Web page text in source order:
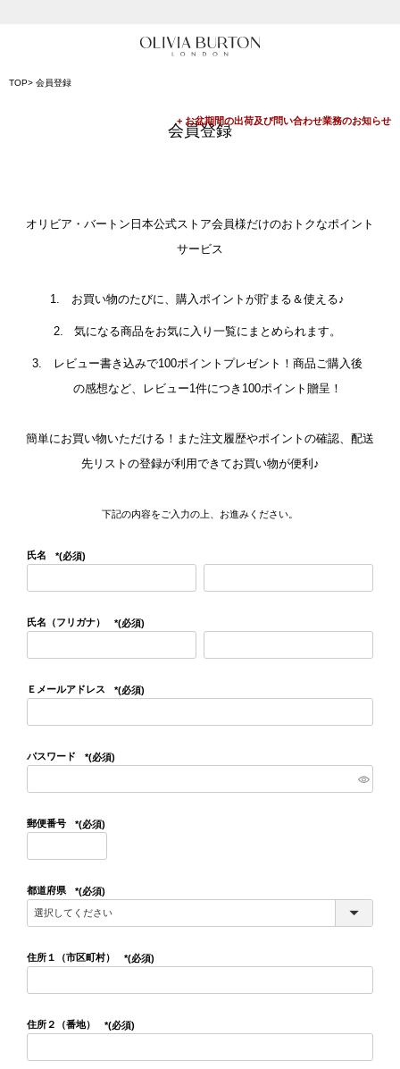
TOP 会員登録
会員登録
オリビア・バートン日本公式ストア会員様だけのおトクなポイント
サービス
お買い物のたびに、購入ポイントが貯まる＆使える♪
気になる商品をお気に入り一覧にまとめられます。
レビュー書き込みで100ポイントプレゼント！商品ご購入後
の感想など、レビュー1件につき100ポイント贈呈！
簡単にお買い物いただける！また注文履歴やポイントの確認、配送
先リストの登録が利用できてお買い物が便利♪
下記の内容をご入力の上、お進みください。
氏名 (必須)
氏名（フリガナ） (必須)
Ｅメールアドレス (必須)
パスワード (必須)
郵便番号 (必須)
都道府県 (必須)
住所１（市区町村） (必須)
住所２（番地） (必須)